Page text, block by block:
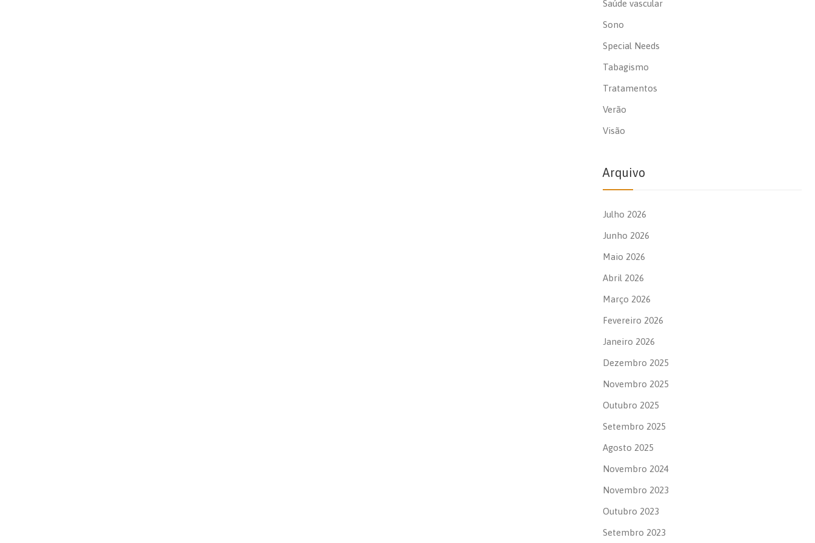
Saúde vascular
Sono
Special Needs
Tabagismo
Tratamentos
Verão
Visão
Arquivo
Julho 2026
Junho 2026
Maio 2026
Abril 2026
Março 2026
Fevereiro 2026
Janeiro 2026
Dezembro 2025
Novembro 2025
Outubro 2025
Setembro 2025
Agosto 2025
Novembro 2024
Novembro 2023
Outubro 2023
Setembro 2023